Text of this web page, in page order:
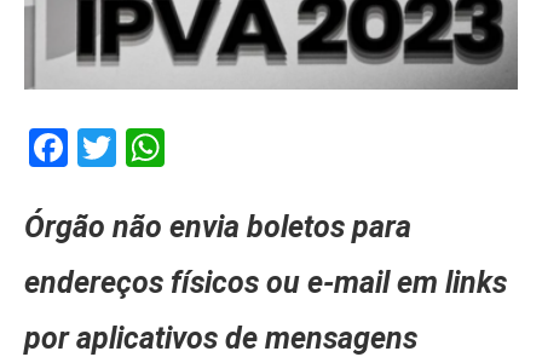
Facebook
Twitter
Órgão não envia boletos para
endereços físicos ou e-mail em links
por aplicativos de mensagens